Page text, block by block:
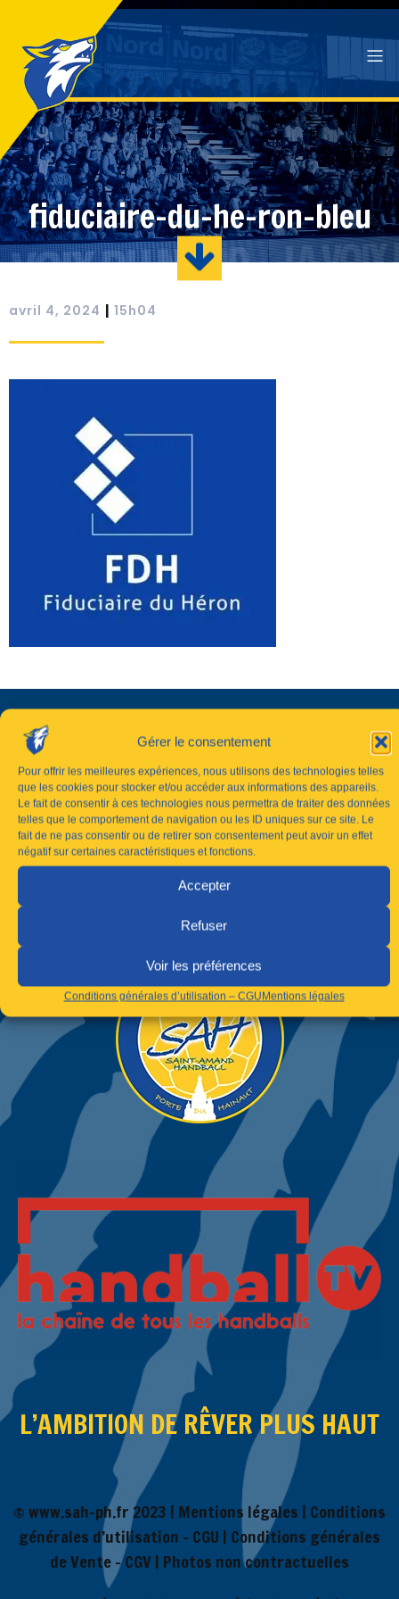
Gérer le consentement
Pour offrir les meilleures expériences, nous utilisons des technologies telles
que les cookies pour stocker et/ou accéder aux informations des appareils.
Le fait de consentir à ces technologies nous permettra de traiter des données
telles que le comportement de navigation ou les ID uniques sur ce site. Le
fait de ne pas consentir ou de retirer son consentement peut avoir un effet
négatif sur certaines caractéristiques et fonctions.
Accepter
Refuser
Voir les préférences
Conditions générales d’utilisation – CGUMentions légales
fiduciaire-du-he-ron-bleu
avril 4, 2024 | 15h04
L’AMBITION DE RÊVER PLUS HAUT
© www.sah-ph.fr 2023 | Mentions légales | Conditions
générales d’utilisation – CGU | Conditions générales
de Vente – CGV| Photos non contractuelles